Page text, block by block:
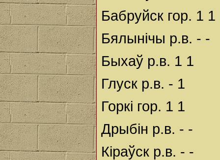
Бабруйск гор. 1 1
Бялынічы р.в. - -
Быхаў р.в. 1 1
Глуск р.в. - 1
Горкі гор. 1 1
Дрыбін р.в. - -
Кіраўск р.в. - -